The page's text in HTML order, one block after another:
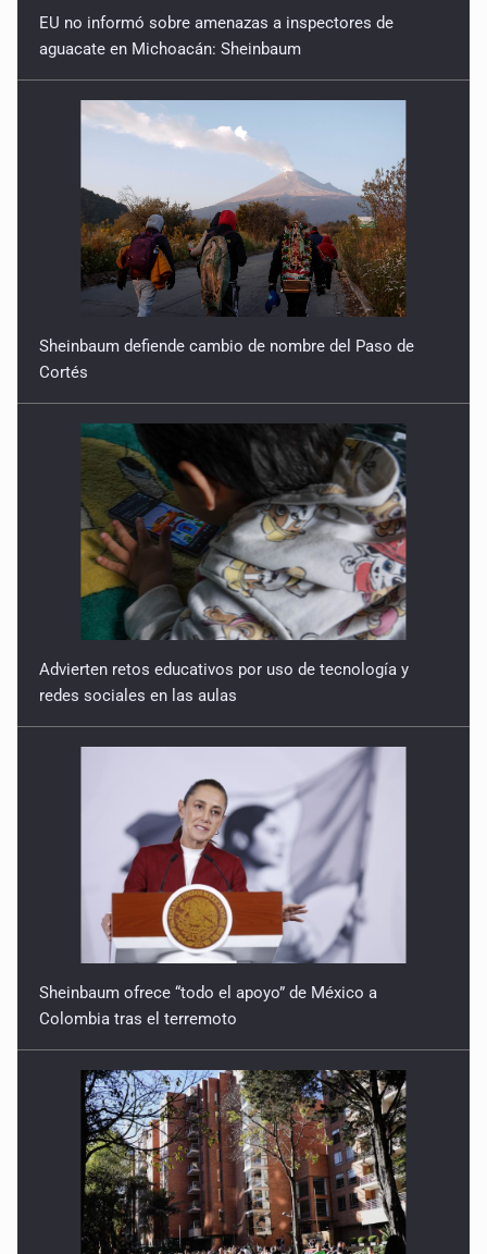
EU no informó sobre amenazas a inspectores de
aguacate en Michoacán: Sheinbaum
Sheinbaum defiende cambio de nombre del Paso de
Cortés
Advierten retos educativos por uso de tecnología y
redes sociales en las aulas
Sheinbaum ofrece “todo el apoyo” de México a
Colombia tras el terremoto